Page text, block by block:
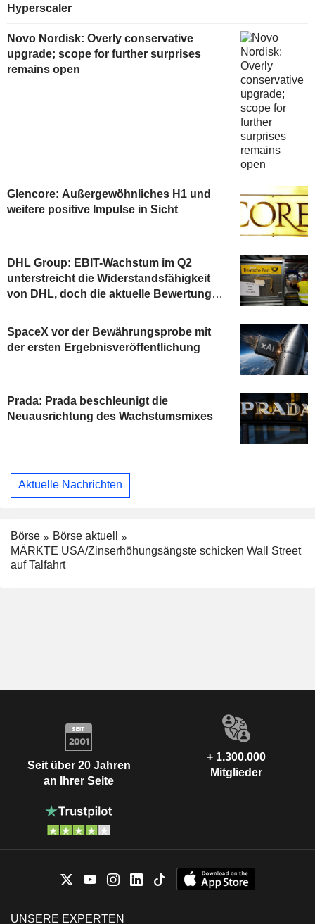
Hyperscaler
Novo Nordisk: Overly conservative
upgrade; scope for further surprises
remains open
Glencore: Außergewöhnliches H1 und
weitere positive Impulse in Sicht
DHL Group: EBIT-Wachstum im Q2
unterstreicht die Widerstandsfähigkeit
von DHL, doch die aktuelle Bewertung
SpaceX vor der Bewährungsprobe mit
der ersten Ergebnisveröffentlichung
Prada: Prada beschleunigt die
Neuausrichtung des Wachstumsmixes
Aktuelle Nachrichten
Börse
Börse aktuell
MÄRKTE USA/Zinserhöhungsängste schicken Wall Street
auf Talfahrt
Seit über 20 Jahren
an Ihrer Seite
+ 1.300.000
Mitglieder
UNSERE EXPERTEN